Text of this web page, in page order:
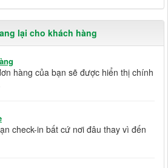
lại cho khách hàng
hàng của bạn sẽ được hiển thị chính
check-in bất cứ nơi đâu thay vì đến